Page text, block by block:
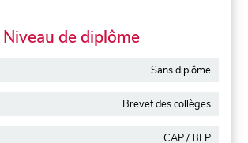
Niveau de diplôme
Sans diplôme
Brevet des collèges
CAP / BEP